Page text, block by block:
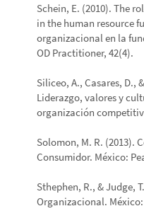
Schein, E. (2010). The
in the human resource
organizacional en la
OD Practitioner, 42(4).
Siliceo, A., Casares, D.,
Liderazgo, valores y
organización
Solomon, M. R. (2013).
Consumidor. México:
Sthephen, R., & Judge,
Organizacional.